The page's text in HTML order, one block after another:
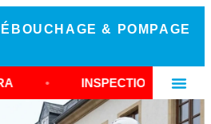
& POMPAGE
ASSAINISSEMENT